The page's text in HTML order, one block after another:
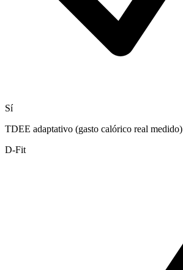
Sí
TDEE adaptativo (gasto calórico real medido)
D-Fit